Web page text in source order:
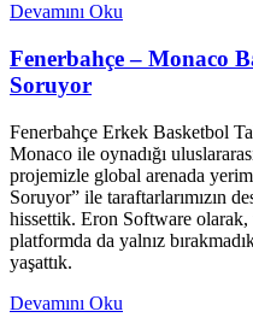
Devamını Oku
Fenerbahçe – Monaco
Soruyor
Fenerbahçe Erkek Basketbol
Monaco ile oynadığı
projemizle global arenada
Soruyor” ile taraftarlarımızın
hissettik. Eron Software olarak,
platformda da yalnız
yaşattık.
Devamını Oku